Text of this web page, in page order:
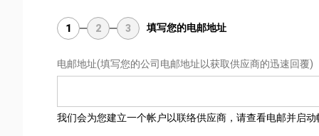
1 2 3 填写您的电邮地址
电邮地址(填写您的公司电邮地址以获取供应商的迅速回覆)
我们会为您建立一个帐户以联络供应商，请查看电邮并启动